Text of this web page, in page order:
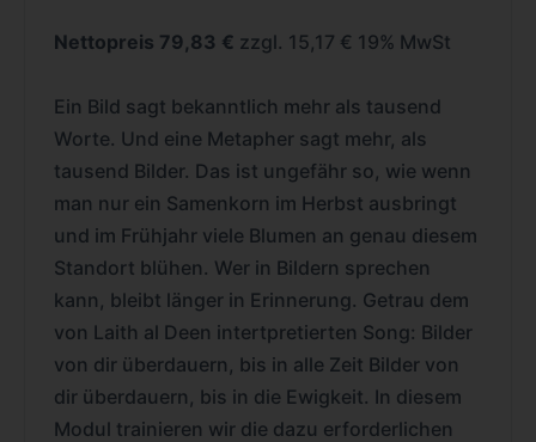
Nettopreis 79,83 € zzgl. 15,17 € 19% MwSt
Ein Bild sagt bekanntlich mehr als tausend
Worte. Und eine Metapher sagt mehr, als
tausend Bilder. Das ist ungefähr so, wie wenn
man nur ein Samenkorn im Herbst ausbringt
und im Frühjahr viele Blumen an genau diesem
Standort blühen. Wer in Bildern sprechen
kann, bleibt länger in Erinnerung. Getrau dem
von Laith al Deen intertpretierten Song: Bilder
von dir überdauern, bis in alle Zeit Bilder von
dir überdauern, bis in die Ewigkeit. In diesem
Modul trainieren wir die dazu erforderlichen